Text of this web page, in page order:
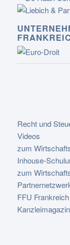
Recht und
Videos
zum
Inhouse-
zum
FFU